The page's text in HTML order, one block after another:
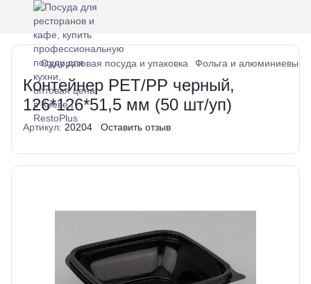
Одноразовая посуда и упаковка Фольга и алюминиевые
Контейнер РЕТ/РР черный,
126*126*51,5 мм (50 шт/уп)
Артикул: 20204 Оставить отзыв